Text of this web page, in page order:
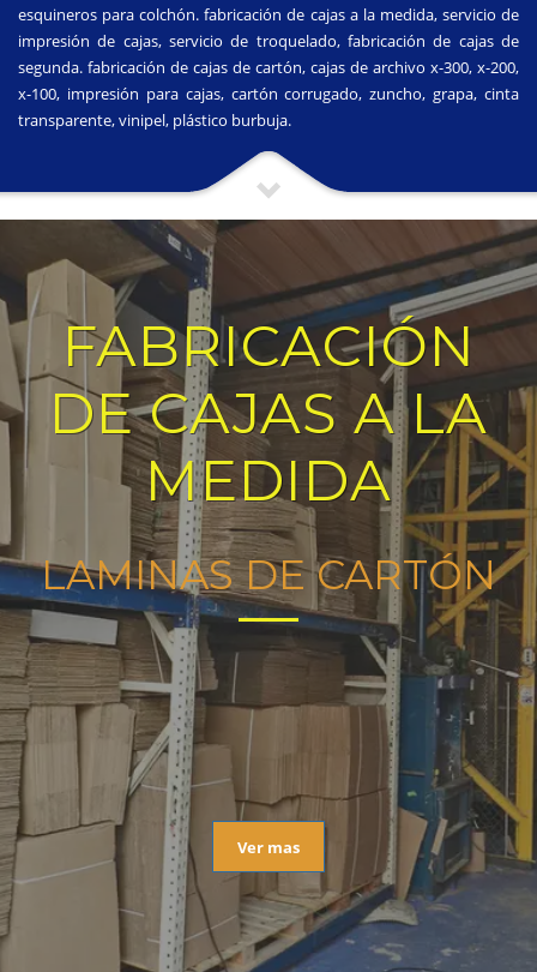
esquineros para colchón. fabricación de cajas a la medida, servicio de
impresión de cajas, servicio de troquelado, fabricación de cajas de
segunda. fabricación de cajas de cartón, cajas de archivo x-300, x-200,
x-100, impresión para cajas, cartón corrugado, zuncho, grapa, cinta
transparente, vinipel, plástico burbuja.
FABRICACIÓN
DE CAJAS A LA
MEDIDA
LAMINAS DE CARTÓN
Ver mas